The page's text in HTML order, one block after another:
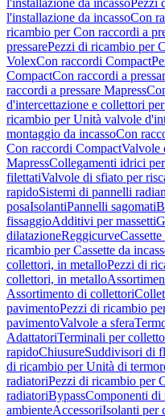
l'installazione da incassoPezzi
l'installazione da incassoCon
ricambio per Con raccordi a
pressarePezzi di ricambio per
VolexCon raccordi Compact
CompactCon raccordi a
raccordi a pressare Mapress
d'intercettazione e collettori
ricambio per Unità valvole
montaggio da incassoCon
Con raccordi CompactValvole
MapressCollegamenti idrici
filettatiValvole di sfiato per
rapidoSistemi di pannelli
posaIsolantiPannelli sagomati
fissaggioAdditivi per massetti
dilatazioneReggicurve
ricambio per Cassette da
collettori, in metalloPezzi di
collettori, in metallo
Assortimento di collettori
pavimentoPezzi di ricambio
pavimentoValvole a sfera
AdattatoriTerminali per
rapidoChiusureSuddivisori di
di ricambio per Unità di
radiatoriPezzi di ricambio per
radiatoriBypassComponenti di
ambienteAccessoriIsolanti per